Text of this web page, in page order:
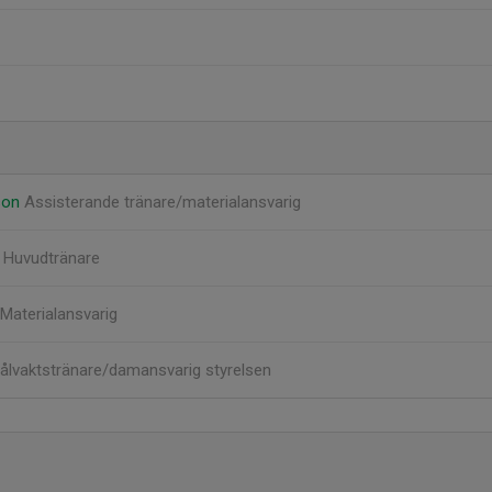
Assisterande tränare/materialansvarig
Huvudtränare
Materialansvarig
damansvarig styrelsen